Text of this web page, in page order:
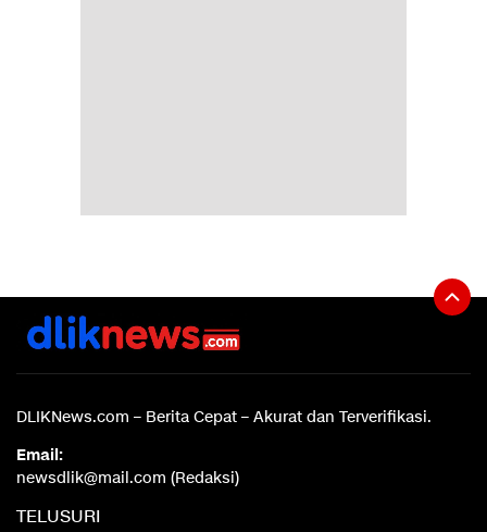
DLIKNews.com – Berita Cepat – Akurat dan Terverifikasi.
Email:
newsdlik@mail.com (Redaksi)
TELUSURI